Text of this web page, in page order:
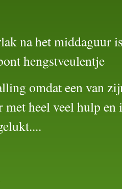
na het middaguur
hengstveulentje
omdat een van
met heel veel hulp